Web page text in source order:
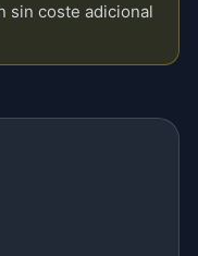
sin coste adicional